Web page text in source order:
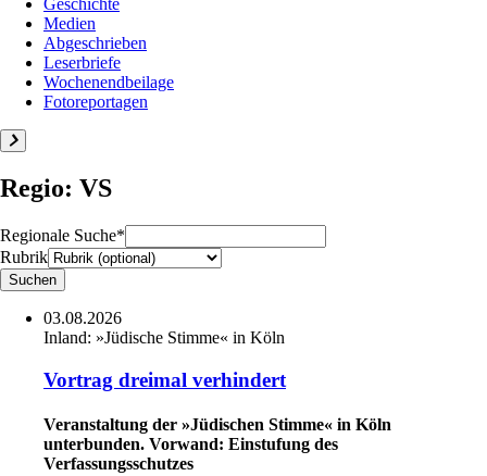
Geschichte
Medien
Abgeschrieben
Leserbriefe
Wochenendbeilage
Fotoreportagen
Regio: VS
Regionale Suche*
Rubrik
03.08.2026
Inland: »Jüdische Stimme« in Köln
Vortrag dreimal verhindert
Veranstaltung der »Jüdischen Stimme« in Köln
unterbunden. Vorwand: Einstufung des
Verfassungsschutzes